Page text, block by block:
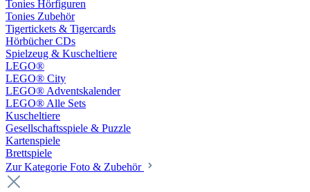
Tonies Hörfiguren
Tonies Zubehör
Tigertickets & Tigercards
Hörbücher CDs
Spielzeug & Kuscheltiere
LEGO®
LEGO® City
LEGO® Adventskalender
LEGO® Alle Sets
Kuscheltiere
Gesellschaftsspiele & Puzzle
Kartenspiele
Brettspiele
Zur Kategorie Foto & Zubehör